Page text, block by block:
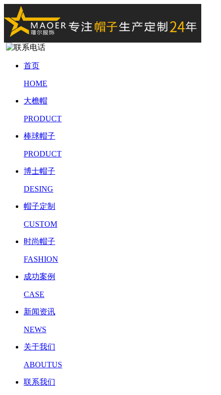
首页
HOME
大檐帽
PRODUCT
棒球帽子
PRODUCT
博士帽子
DESING
帽子定制
CUSTOM
时尚帽子
FASHION
成功案例
CASE
新闻资讯
NEWS
关于我们
ABOUTUS
联系我们